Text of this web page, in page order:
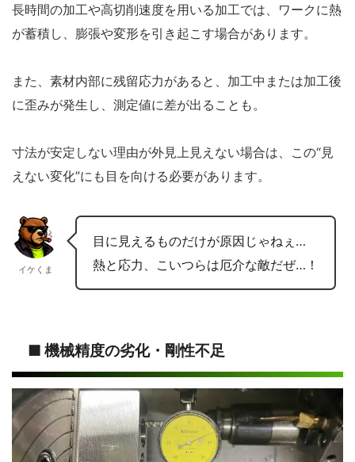
長時間の加工や高切削速度を用いる加工では、ワークに熱
が蓄積し、膨張や変形を引き起こす場合があります。
また、素材内部に残留応力があると、加工中または加工後
に歪みが発生し、測定値に差が出ることも。
寸法が安定しない理由が外見上見えない場合は、この“見
えない変化”にも目を向ける必要があります。
イケくま
目に見えるものだけが原因じゃねぇ…
熱と応力、こいつらは厄介な敵だぜ…！
■ 機械精度の劣化・剛性不足